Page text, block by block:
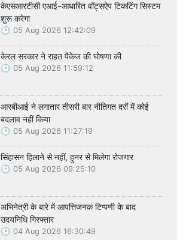
केएसआरटीसी एआई-आधारित वॉट्सऐप टिकटिंग सिस्टम
शुरू करेगा
05 Aug 2026 12:42:09
केरल सरकार ने राहत पैकेज की घोषणा की
05 Aug 2026 11:59:12
आरबीआई ने लगातार तीसरी बार नीतिगत दरों में कोई
बदलाव नहीं किया
05 Aug 2026 11:27:19
सिंहासन हिलाने से नहीं, हुनर से मिलेगा रोजगार
05 Aug 2026 09:25:10
अभिनेत्री के बारे में आपत्तिजनक टिप्पणी के बाद
उदयनिधि गिरफ्तार
04 Aug 2026 16:30:49